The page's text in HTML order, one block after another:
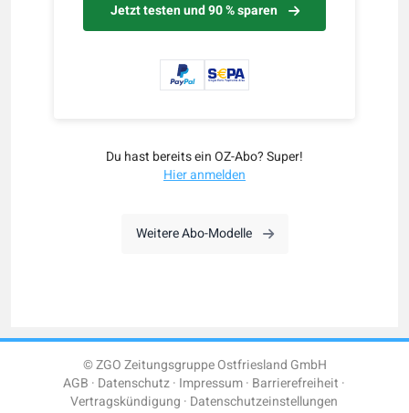
Jetzt testen und 90 % sparen
Du hast bereits ein OZ-Abo? Super!
Hier anmelden
Weitere Abo-Modelle
© ZGO Zeitungsgruppe Ostfriesland GmbH
AGB Datenschutz Impressum Barrierefreiheit
Vertragskündigung Datenschutzeinstellungen